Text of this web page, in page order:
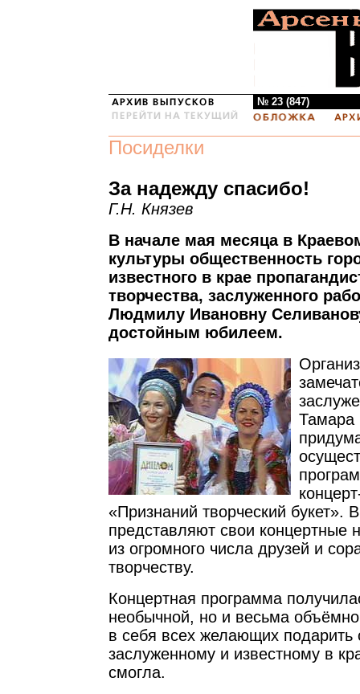
№ 23 (847)
Посиделки
За надежду спасибо!
Г.Н. Князев
В начале мая месяца в
культуры общественность
известного в крае
творчества, заслуженного
Людмилу Ивановну
достойным юбилеем.
Тамара
«Признаний творческий букет».
представляют свои концертные
из огромного числа друзей и
творчеству.
Концертная программа
необычной, но и весьма
в себя всех желающих подарить
заслуженному и известному в
смогла.